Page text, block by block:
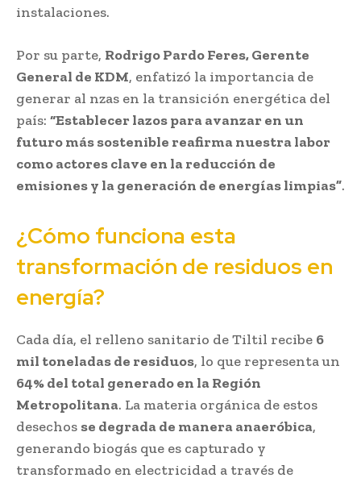
instalaciones.
Por su parte, Rodrigo Pardo Feres, Gerente
General de KDM, enfatizó la importancia de
generar al nzas en la transición energética del
país: “Establecer lazos para avanzar en un
futuro más sostenible reafirma nuestra labor
como actores clave en la reducción de
emisiones y la generación de energías limpias”.
¿Cómo funciona esta
transformación de residuos en
energía?
Cada día, el relleno sanitario de Tiltil recibe 6
mil toneladas de residuos, lo que representa un
64% del total generado en la Región
Metropolitana. La materia orgánica de estos
desechos se degrada de manera anaeróbica,
generando biogás que es capturado y
transformado en electricidad a través de